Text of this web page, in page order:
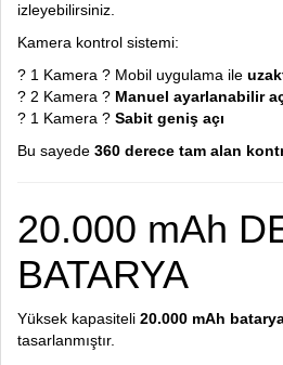
izleyebilirsiniz.
Kamera kontrol sistemi:
? 1 Kamera ? Mobil uygulama ile
? 2 Kamera ? Manuel ayarlanabilir
? 1 Kamera ? Sabit geniş açı
Bu sayede 360 derece tam alan
20.000 mAh
BATARYA
Yüksek kapasiteli 20.000 mAh
tasarlanmıştır.